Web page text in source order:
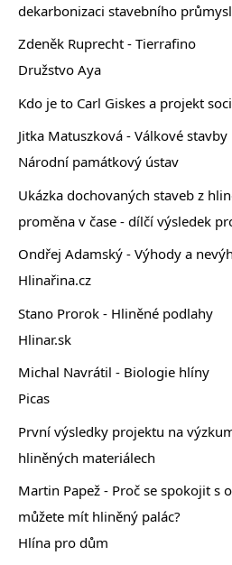
dekarbonizaci stavebního
Zdeněk Ruprecht - Tierrafino
Družstvo Aya
Kdo je to Carl Giskes a projekt
Jitka Matuszková - Válkové
Národní památkový ústav
Ukázka dochovaných staveb z
proměna v čase - dílčí výsledek
Ondřej Adamský - Výhody a
Hlinařina.cz
Stano Prorok - Hliněné podlahy
Hlinar.sk
Michal Navrátil - Biologie hlíny
Picas
První výsledky projektu na
hliněných materiálech
Martin Papež - Proč se spokojit s
můžete mít hliněný palác?
Hlína pro dům